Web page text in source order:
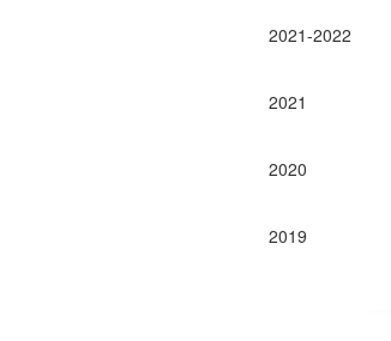
2021-2022
2021
2020
2019